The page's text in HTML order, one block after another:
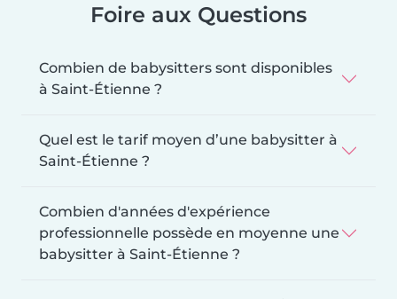
Foire aux Questions
Combien de babysitters sont disponibles
à Saint-Étienne ?
Quel est le tarif moyen d’une babysitter à
Saint-Étienne ?
Combien d'années d'expérience
professionnelle possède en moyenne une
babysitter à Saint-Étienne ?